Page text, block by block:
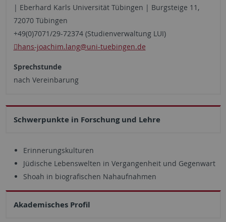
| Eberhard Karls Universität Tübingen | Burgsteige 11,
72070 Tübingen
+49(0)7071/29-72374 (Studienverwaltung LUI)
hans-joachim.lang@uni-tuebingen.de
Sprechstunde
nach Vereinbarung
Schwerpunkte in Forschung und Lehre
Erinnerungskulturen
Jüdische Lebenswelten in Vergangenheit und Gegenwart
Shoah in biografischen Nahaufnahmen
Akademisches Profil